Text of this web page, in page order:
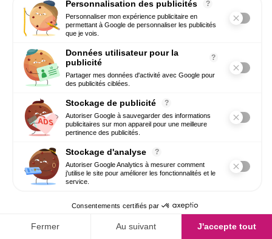
RH, le bien-être de vos collaborateurs ou encore
l’attractivité de votre entreprise ? Avec les
indicateurs RH ! Ils vous...
10 Mar 2025